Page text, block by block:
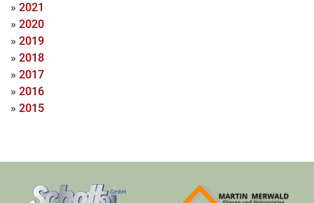
» 2021
» 2020
» 2019
» 2018
» 2017
» 2016
» 2015